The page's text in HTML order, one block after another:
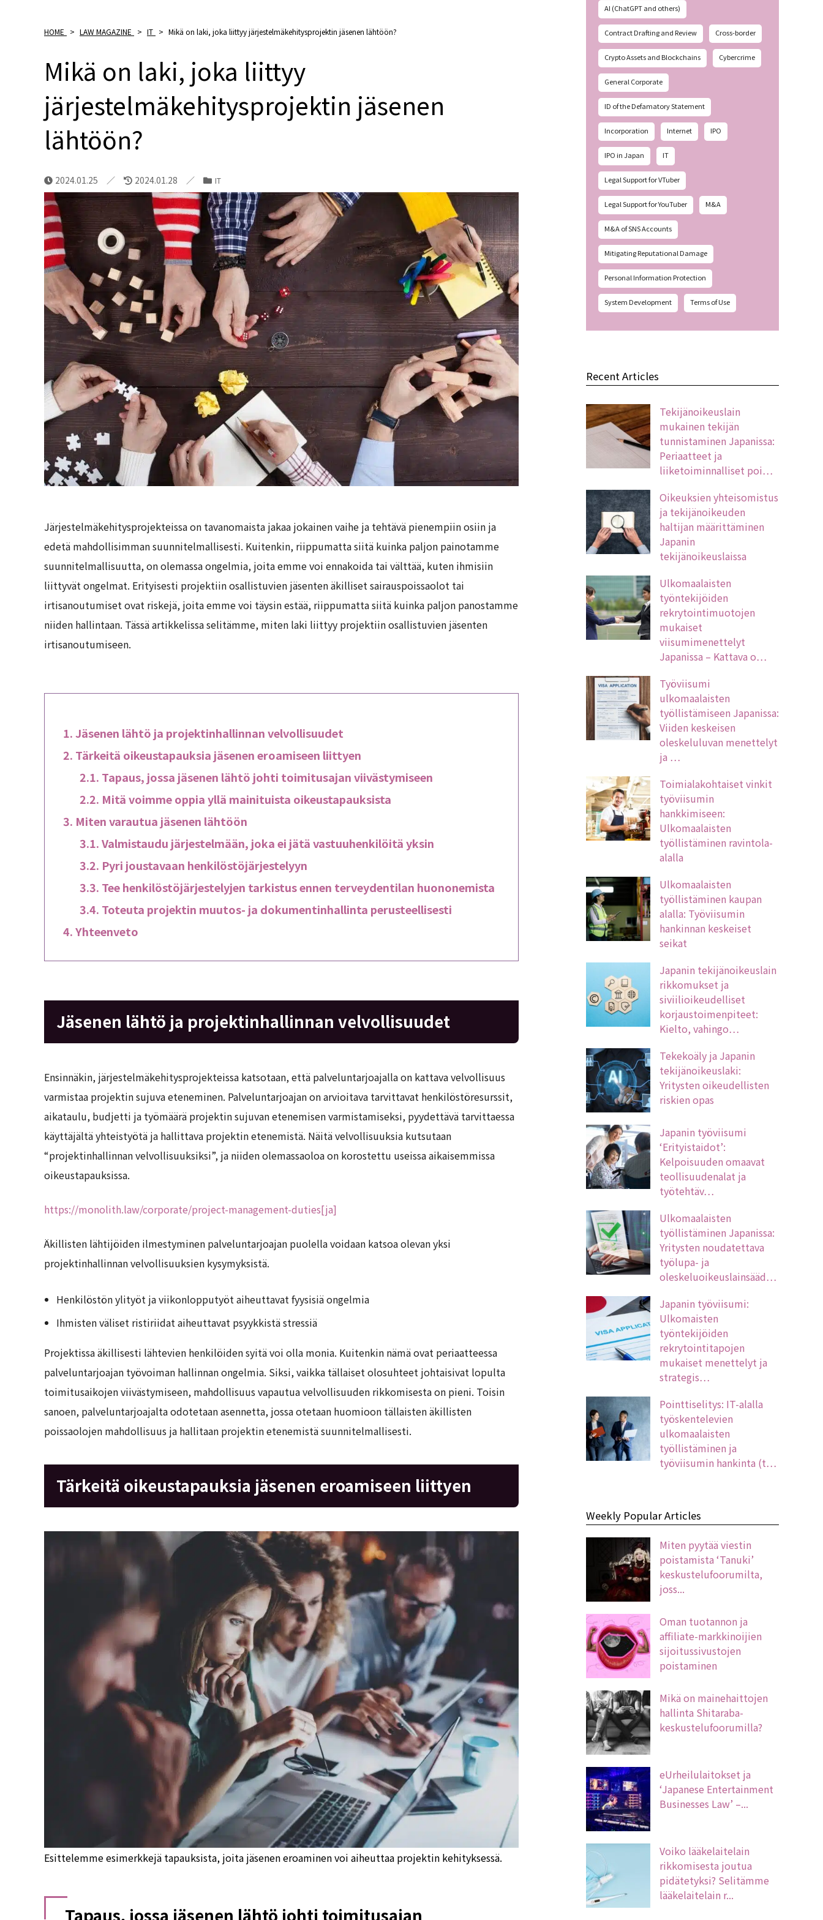
HOME > LAW MAGAZINE > IT > Mikä on laki, joka liittyy järjestelmäkehitysprojektin jäsenen lähtöön?
Mikä on laki, joka liittyy
järjestelmäkehitysprojektin jäsenen
lähtöön?
2024.01.25 2024.01.28 IT
Järjestelmäkehitysprojekteissa on tavanomaista jakaa jokainen vaihe ja tehtävä pienempiin osiin ja
edetä mahdollisimman suunnitelmallisesti. Kuitenkin, riippumatta siitä kuinka paljon painotamme
suunnitelmallisuutta, on olemassa ongelmia, joita emme voi ennakoida tai välttää, kuten ihmisiin
liittyvät ongelmat. Erityisesti projektiin osallistuvien jäsenten äkilliset sairauspoissaolot tai
irtisanoutumiset ovat riskejä, joita emme voi täysin estää, riippumatta siitä kuinka paljon panostamme
niiden hallintaan. Tässä artikkelissa selitämme, miten laki liittyy projektiin osallistuvien jäsenten
irtisanoutumiseen.
Jäsenen lähtö ja projektinhallinnan velvollisuudet
Tärkeitä oikeustapauksia jäsenen eroamiseen liittyen
Tapaus, jossa jäsenen lähtö johti toimitusajan viivästymiseen
Mitä voimme oppia yllä mainituista oikeustapauksista
Miten varautua jäsenen lähtöön
Valmistaudu järjestelmään, joka ei jätä vastuuhenkilöitä yksin
Pyri joustavaan henkilöstöjärjestelyyn
Tee henkilöstöjärjestelyjen tarkistus ennen terveydentilan huononemista
Toteuta projektin muutos- ja dokumentinhallinta perusteellisesti
Yhteenveto
Jäsenen lähtö ja projektinhallinnan velvollisuudet
Ensinnäkin, järjestelmäkehitysprojekteissa katsotaan, että palveluntarjoajalla on kattava velvollisuus
varmistaa projektin sujuva eteneminen. Palveluntarjoajan on arvioitava tarvittavat henkilöstöresurssit,
aikataulu, budjetti ja työmäärä projektin sujuvan etenemisen varmistamiseksi, pyydettävä tarvittaessa
käyttäjältä yhteistyötä ja hallittava projektin etenemistä. Näitä velvollisuuksia kutsutaan
“projektinhallinnan velvollisuuksiksi”, ja niiden olemassaoloa on korostettu useissa aikaisemmissa
oikeustapauksissa.
https://monolith.law/corporate/project-management-duties[ja]
Äkillisten lähtijöiden ilmestyminen palveluntarjoajan puolella voidaan katsoa olevan yksi
projektinhallinnan velvollisuuksien kysymyksistä.
Henkilöstön ylityöt ja viikonlopputyöt aiheuttavat fyysisiä ongelmia
Ihmisten väliset ristiriidat aiheuttavat psyykkistä stressiä
Projektissa äkillisesti lähtevien henkilöiden syitä voi olla monia. Kuitenkin nämä ovat periaatteessa
palveluntarjoajan työvoiman hallinnan ongelmia. Siksi, vaikka tällaiset olosuhteet johtaisivat lopulta
toimitusaikojen viivästymiseen, mahdollisuus vapautua velvollisuuden rikkomisesta on pieni. Toisin
sanoen, palveluntarjoajalta odotetaan asennetta, jossa otetaan huomioon tällaisten äkillisten
poissaolojen mahdollisuus ja hallitaan projektin etenemistä suunnitelmallisesti.
Tärkeitä oikeustapauksia jäsenen eroamiseen liittyen
Esittelemme esimerkkejä tapauksista, joita jäsenen eroaminen voi aiheuttaa projektin kehityksessä.
Tapaus, jossa jäsenen lähtö johti toimitusajan
AI (ChatGPT and others)
Contract Drafting and Review Cross-border
Crypto Assets and Blockchains Cybercrime
General Corporate
ID of the Defamatory Statement
Incorporation Internet IPO
IPO in Japan IT
Legal Support for VTuber
Legal Support for YouTuber M&A
M&A of SNS Accounts
Mitigating Reputational Damage
Personal Information Protection
System Development Terms of Use
Recent Articles
Tekijänoikeuslain
mukainen tekijän
tunnistaminen Japanissa:
Periaatteet ja
liiketoiminnalliset poi…
Oikeuksien yhteisomistus
ja tekijänoikeuden
haltijan määrittäminen
Japanin
tekijänoikeuslaissa
Ulkomaalaisten
työntekijöiden
rekrytointimuotojen
mukaiset
viisumimenettelyt
Japanissa – Kattava o…
Työviisumi
ulkomaalaisten
työllistämiseen Japanissa:
Viiden keskeisen
oleskeluluvan menettelyt
ja …
Toimialakohtaiset vinkit
työviisumin
hankkimiseen:
Ulkomaalaisten
työllistäminen ravintola-
alalla
Ulkomaalaisten
työllistäminen kaupan
alalla: Työviisumin
hankinnan keskeiset
seikat
Japanin tekijänoikeuslain
rikkomukset ja
siviilioikeudelliset
korjaustoimenpiteet:
Kielto, vahingo…
Tekekoäly ja Japanin
tekijänoikeuslaki:
Yritysten oikeudellisten
riskien opas
Japanin työviisumi
‘Erityistaidot’:
Kelpoisuuden omaavat
teollisuudenalat ja
työtehtäv…
Ulkomaalaisten
työllistäminen Japanissa:
Yritysten noudatettava
työlupa- ja
oleskeluoikeuslainsääd…
Japanin työviisumi:
Ulkomaisten
työntekijöiden
rekrytointitapojen
mukaiset menettelyt ja
strategis…
Pointtiselitys: IT-alalla
työskentelevien
ulkomaalaisten
työllistäminen ja
työviisumin hankinta (t…
Weekly Popular Articles
Miten pyytää viestin
poistamista ‘Tanuki’
keskustelufoorumilta,
joss...
Oman tuotannon ja
affiliate-markkinoijien
sijoitussivustojen
poistaminen
Mikä on mainehaittojen
hallinta Shitaraba-
keskustelufoorumilla?
eUrheilulaitokset ja
‘Japanese Entertainment
Businesses Law’ –...
Voiko lääkelaitelain
rikkomisesta joutua
pidätetyksi? Selitämme
lääkelaitelain r...